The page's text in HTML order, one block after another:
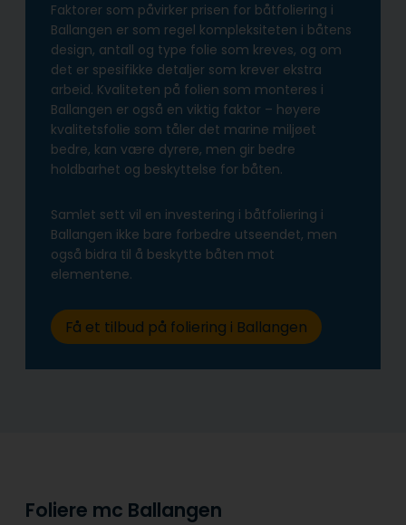
Faktorer som påvirker prisen for båtfoliering i
Ballangen er som regel kompleksiteten i båtens
design, antall og type folie som kreves, og om
det er spesifikke detaljer som krever ekstra
arbeid. Kvaliteten på folien som monteres i
Ballangen er også en viktig faktor – høyere
kvalitetsfolie som tåler det marine miljøet
bedre, kan være dyrere, men gir bedre
holdbarhet og beskyttelse for båten.
Samlet sett vil en investering i båtfoliering i
Ballangen ikke bare forbedre utseendet, men
også bidra til å beskytte båten mot
elementene.
Få et tilbud på foliering i Ballangen
Foliere mc Ballangen